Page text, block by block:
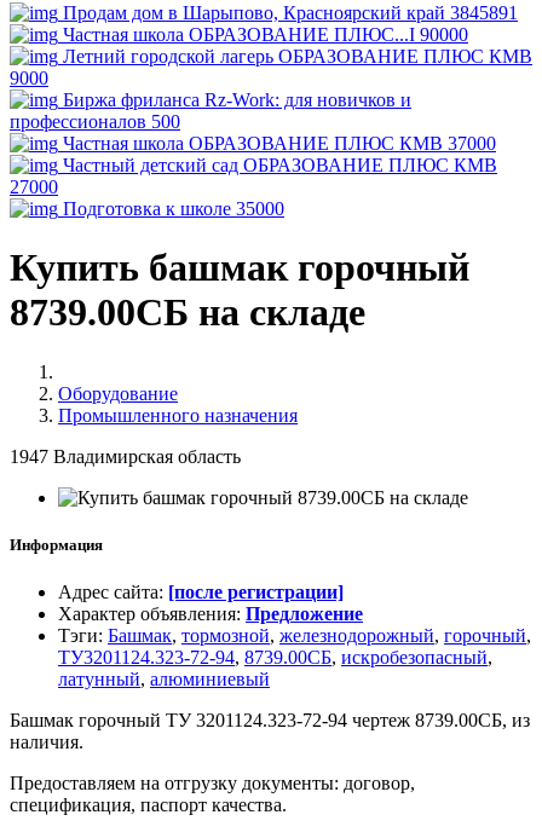
Продам дом в Шарыпово, Красноярский край 3845891
Частная школа ОБРАЗОВАНИЕ ПЛЮС...I 90000
Летний городской лагерь ОБРАЗОВАНИЕ ПЛЮС КМВ
9000
Биржа фриланса Rz-Work: для новичков и
профессионалов 500
Частная школа ОБРАЗОВАНИЕ ПЛЮС КМВ 37000
Частный детский сад ОБРАЗОВАНИЕ ПЛЮС КМВ
27000
Подготовка к школе 35000
Купить башмак горочный
8739.00СБ на складе
Оборудование
Промышленного назначения
1947 Владимирская область
Информация
Адрес сайта: [после регистрации]
Характер объявления: Предложение
Тэги: Башмак, тормозной, железнодорожный, горочный,
ТУ3201124.323-72-94, 8739.00СБ, искробезопасный,
латунный, алюминиевый
Башмак горочный ТУ 3201124.323-72-94 чертеж 8739.00СБ, из
наличия.
Предоставляем на отгрузку документы: договор,
спецификация, паспорт качества.